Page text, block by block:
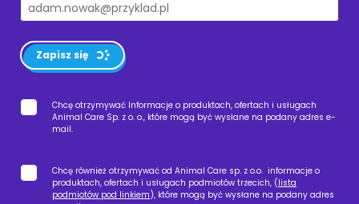
Zapisz się
Chcę otrzymywać Informacje o produktach, ofertach i usługach
Animal Care Sp. z o. o., które mogą być wysłane na podany adres e-
mail.
Chcę również otrzymywać od Animal Care sp. z o.o. informacje o
produktach, ofertach i usługach podmiotów trzecich, (lista
podmiotów pod linkiem), które mogą być wysłane na podany adres